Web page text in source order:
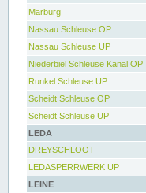
Marburg
Nassau Schleuse OP
Nassau Schleuse UP
Niederbiel Schleuse Kanal OP
Runkel Schleuse UP
Scheidt Schleuse OP
Scheidt Schleuse UP
LEDA
DREYSCHLOOT
LEDASPERRWERK UP
LEINE